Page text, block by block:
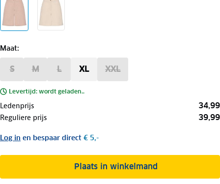
Maat:
S M L XL XXL
Levertijd: wordt geladen..
Ledenprijs 34,99
Reguliere prijs 39,99
Log in en bespaar direct € 5,-
Plaats in winkelmand